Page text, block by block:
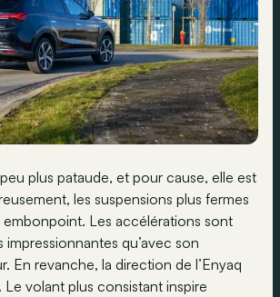
plus pataude, et pour cause, elle est
les suspensions plus fermes
Les accélérations sont
qu’avec son
En revanche, la direction de l’Enyaq
Le volant plus consistant inspire